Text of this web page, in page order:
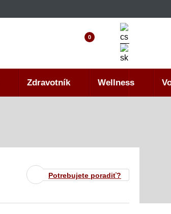
0
Zdravotník Wellness
Potrebujete poradiť?